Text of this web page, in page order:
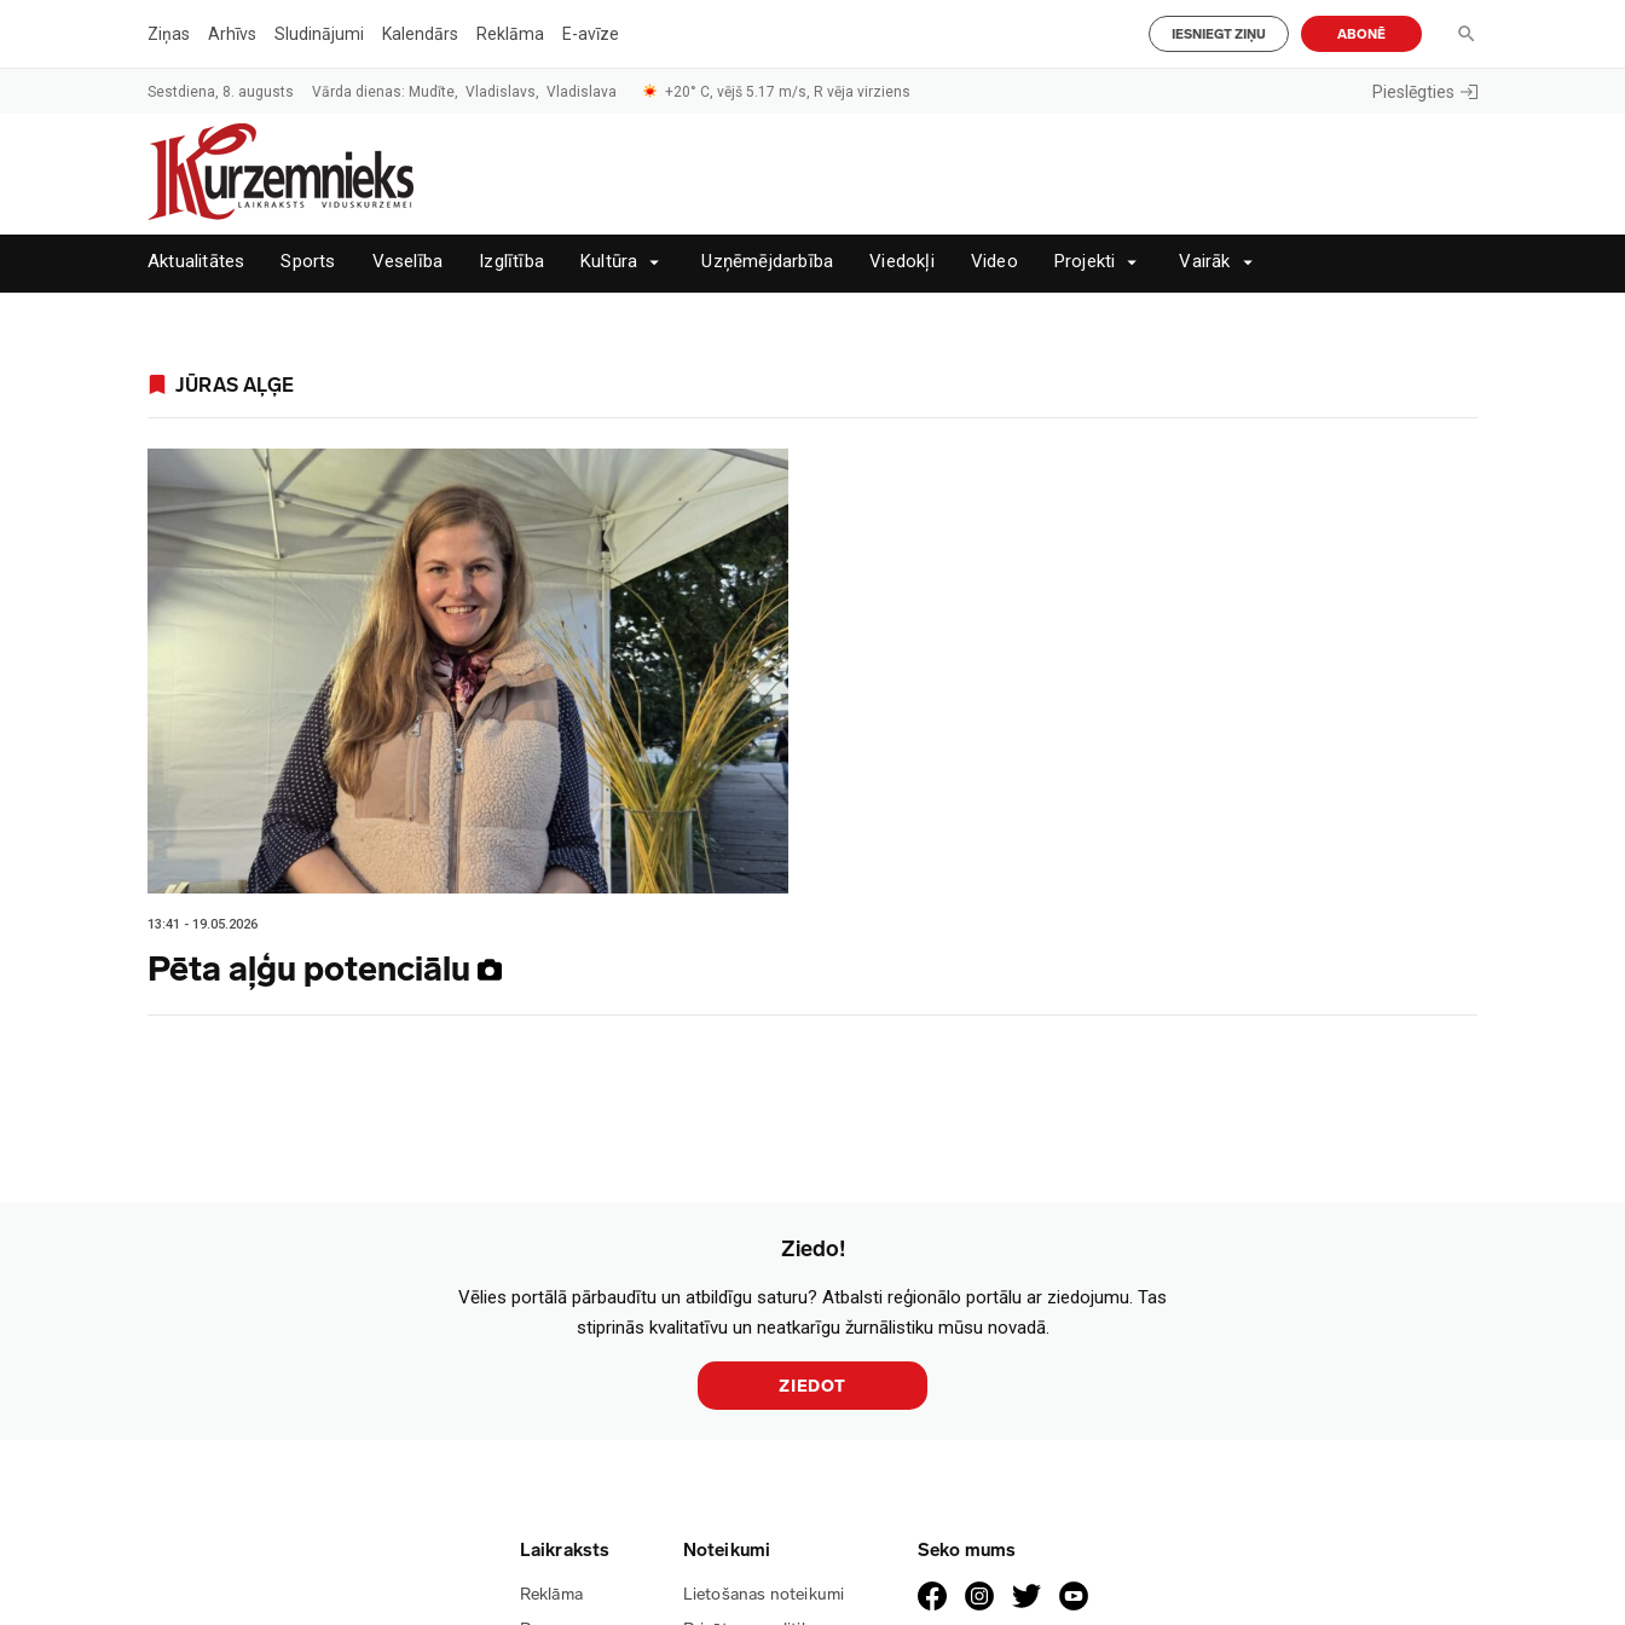
Ziņas Arhīvs Sludinājumi Kalendārs Reklāma E-avīze IESNIEGT ZIŅU ABONĒ
Sestdiena, 8. augusts Vārda dienas: Mudīte, Vladislavs, Vladislava +20° C, vējš 5.17 m/s, R vēja virziens Pieslēgties
Aktualitātes Sports Veselība Izglītība Kultūra Uzņēmējdarbība Viedokļi Video Projekti Vairāk
JŪRAS AĻĢE
13:41 - 19.05.2026
Pēta aļģu potenciālu
Ziedo!
Vēlies portālā pārbaudītu un atbildīgu saturu? Atbalsti reģionālo portālu ar ziedojumu. Tas
stiprinās kvalitatīvu un neatkarīgu žurnālistiku mūsu novadā.
ZIEDOT
Laikraksts
Reklāma
Noteikumi
Lietošanas noteikumi
Seko mums